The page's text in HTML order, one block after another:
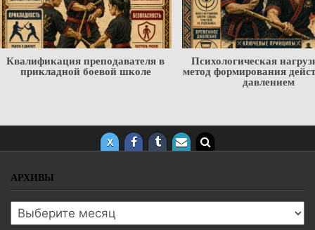
Квалификация преподавателя в
прикладной боевой школе
Психологическая
метод формирования
давлением
АРХИВЫ
Архивы